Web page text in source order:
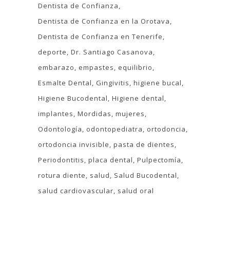
Dentista de Confianza
Dentista de Confianza en la Orotava
Dentista de Confianza en Tenerife
deporte Dr. Santiago Casanova
embarazo
empastes
equilibrio
Esmalte Dental
Gingivitis higiene bucal
Higiene Bucodental Higiene dental
implantes Mordidas mujeres
Odontología
odontopediatra
ortodoncia
ortodoncia invisible pasta de dientes
Periodontitis placa dental Pulpectomía
rotura diente
salud
Salud Bucodental
salud cardiovascular salud oral